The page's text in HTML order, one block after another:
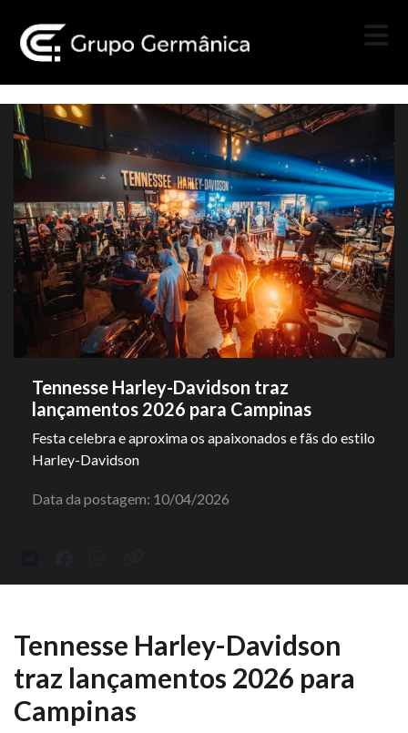
Tennesse Harley-Davidson traz
lançamentos 2026 para Campinas
Festa celebra e aproxima os apaixonados e fãs do estilo
Harley-Davidson
Data da postagem: 10/04/2026
Tennesse Harley-Davidson
traz lançamentos 2026 para
Campinas